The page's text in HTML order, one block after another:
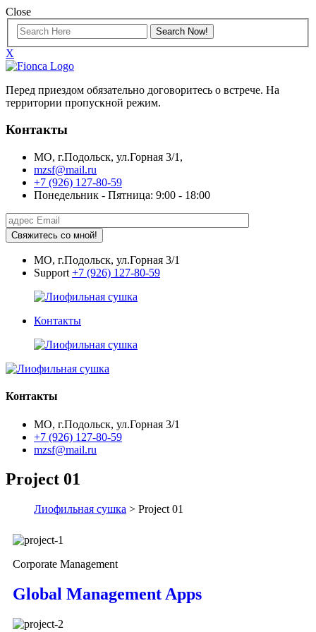
Close
X
Перед приездом обязательно договоритесь о встрече. На
территории пропускной режим.
Контакты
МО, г.Подольск, ул.Горная 3/1,
mzsf@mail.ru
+7 (926) 127-80-59
Понедельник - Пятница: 9:00 - 18:00
Свяжитесь со мной!
МО, г.Подольск, ул.Горная 3/1
Support +7 (926) 127-80-59
Контакты
Контакты
МО, г.Подольск, ул.Горная 3/1
+7 (926) 127-80-59
mzsf@mail.ru
Project 01
Лиофильная сушка > Project 01
Corporate Management
Global Management Apps